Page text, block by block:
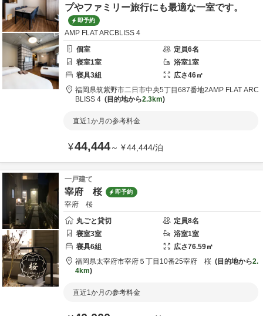
プやファミリー旅行にも最適な一室です。
即予約
AMP FLAT ARCBLISS 4
個室
定員6名
寝室1室 浴室1室
寝具3組 広さ46㎡
福岡県筑紫野市二日市中央5丁目687番地2AMP FLAT ARC
BLISS 4
目的地から2.3km
直近1か月の参考料金
¥44,444～ ¥44,444/泊
一戸建て
宰府 桜 即予約
宰府 桜
丸ごと貸切
定員8名
寝室3室 浴室1室
寝具6組 広さ76.59㎡
福岡県太宰府市宰府５丁目10番25宰府 桜 目的地から2.
4km
直近1か月の参考料金